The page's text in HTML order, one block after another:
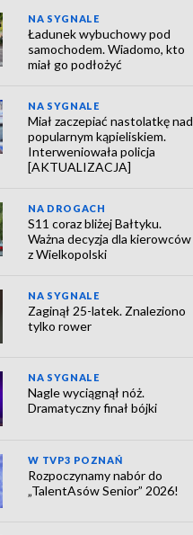
NA SYGNALE
Ładunek wybuchowy pod
samochodem. Wiadomo, kto
miał go podłożyć
NA SYGNALE
Miał zaczepiać nastolatkę nad
popularnym kąpieliskiem.
Interweniowała policja
[AKTUALIZACJA]
NA DROGACH
S11 coraz bliżej Bałtyku.
Ważna decyzja dla kierowców
z Wielkopolski
NA SYGNALE
Zaginął 25-latek. Znaleziono
tylko rower
NA SYGNALE
Nagle wyciągnął nóż.
Dramatyczny finał bójki
W TVP3 POZNAŃ
Rozpoczynamy nabór do
„TalentAsów Senior” 2026!